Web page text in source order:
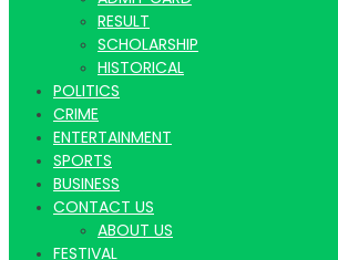
Latest
Hindi
RESULT
SCHOLARSHIP
HISTORICAL
POLITICS
CRIME
ENTERTAINMENT
SPORTS
BUSINESS
CONTACT US
ABOUT US
FESTIVAL